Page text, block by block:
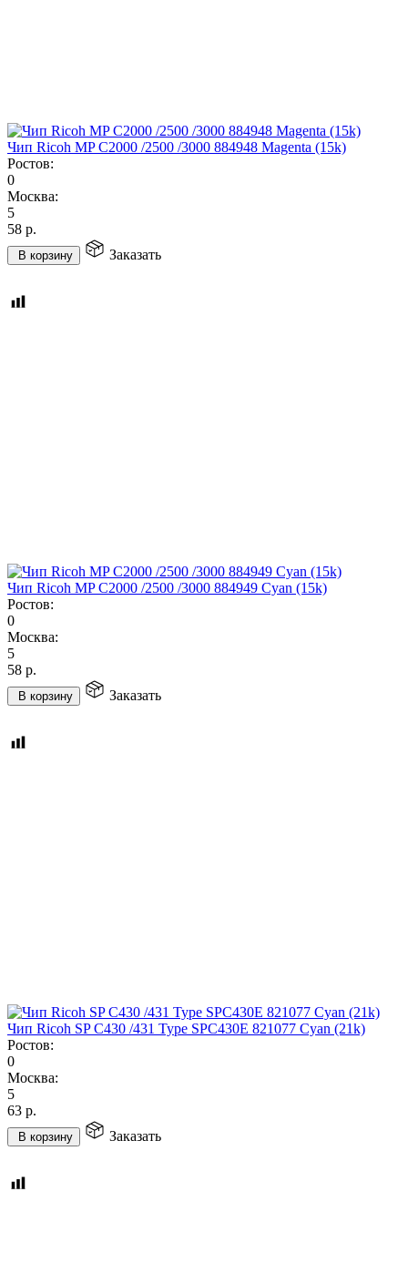
Чип Ricoh MP C2000 /2500 /3000 884948 Magenta (15k)
Ростов:
0
Москва:
5
58 р.
В корзину Заказать
Чип Ricoh MP C2000 /2500 /3000 884949 Cyan (15k)
Ростов:
0
Москва:
5
58 р.
В корзину Заказать
Чип Ricoh SP C430 /431 Type SPC430E 821077 Cyan (21k)
Ростов:
0
Москва:
5
63 р.
В корзину Заказать